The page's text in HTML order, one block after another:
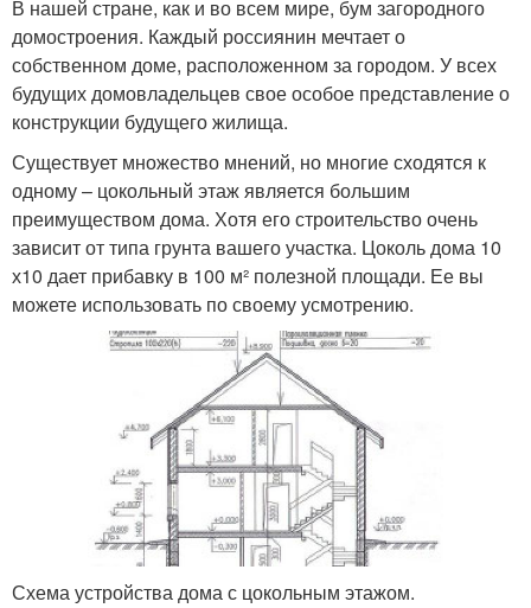
В нашей стране, как и во всем мире, бум загородного
домостроения. Каждый россиянин мечтает о
собственном доме, расположенном за городом. У всех
будущих домовладельцев свое особое представление о
конструкции будущего жилища.
Существует множество мнений, но многие сходятся к
одному – цокольный этаж является большим
преимуществом дома. Хотя его строительство очень
зависит от типа грунта вашего участка. Цоколь дома 10
х10 дает прибавку в 100 м² полезной площади. Ее вы
можете использовать по своему усмотрению.
Схема устройства дома с цокольным этажом.